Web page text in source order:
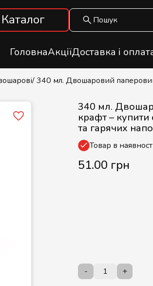
Каталог
ГоловнаАкціїДоставка і
/ 340 мл. Двошаровий
340 мл.
крафт –
та гарячих
Товар в
51.00 грн
- +